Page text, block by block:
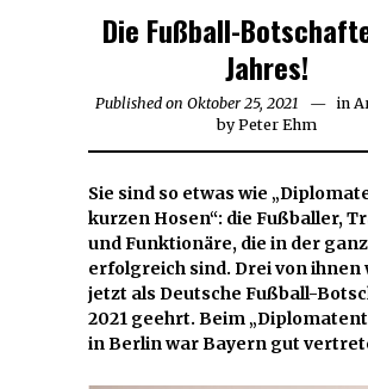
Die Fußball-
Jahres!
Published on Oktober 25, 2021 Oktober
25,
2021
in
byPeter Ehm
Sie sind so etwas wie
kurzen Hosen“: die Fußballer,
und Funktionäre, die in der
erfolgreich sind. Drei von ihnen
jetzt als Deutsche Fußball-
2021 geehrt. Beim
in Berlin war Bayern gut